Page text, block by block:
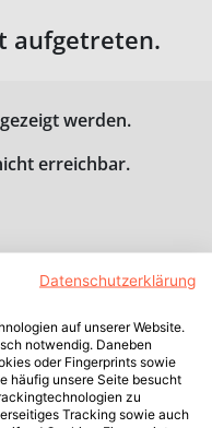
aufgetreten.
werden.
erreichbar.
Datenschutzerklärung
auf unserer Website.
notwendig. Daneben
oder Fingerprints sowie
häufig unsere Seite besucht
zu
Tracking sowie auch